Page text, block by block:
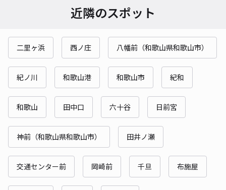
近隣のスポット
二里ヶ浜 西ノ庄 八幡前（和歌山県和歌山市）
紀ノ川 和歌山港 和歌山市 紀和
和歌山 田中口 六十谷 日前宮
神前（和歌山県和歌山市） 田井ノ瀬
交通センター前 岡崎前 千旦 布施屋